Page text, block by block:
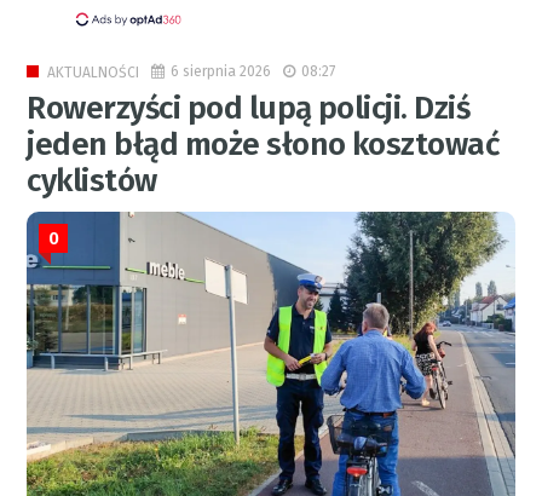
AKTUALNOŚCI 6 sierpnia 2026 08:27
Rowerzyści pod lupą policji. Dziś
jeden błąd może słono kosztować
cyklistów
0